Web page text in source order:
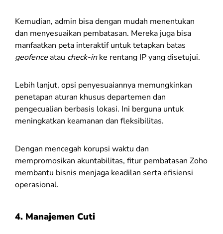
Kemudian, admin bisa dengan mudah menentukan
dan menyesuaikan pembatasan. Mereka juga bisa
manfaatkan peta interaktif untuk tetapkan batas
geofenceatau check-inke rentang IP yang disetujui.
Lebih lanjut, opsi penyesuaiannya memungkinkan
penetapan aturan khusus departemen dan
pengecualian berbasis lokasi. Ini berguna untuk
meningkatkan keamanan dan fleksibilitas.
Dengan mencegah korupsi waktu dan
mempromosikan akuntabilitas, fitur pembatasan Zoho
membantu bisnis menjaga keadilan serta efisiensi
operasional.
4. Manajemen Cuti